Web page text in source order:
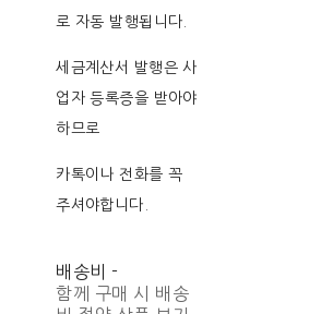
로 자동 발행됩니다.
세금계산서 발행은 사
업자 등록증을 받아야
하므로
카톡이나 전화를 꼭
주셔야합니다.
배송비 -
함께 구매 시 배송